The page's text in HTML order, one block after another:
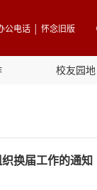
公电话 怀念旧版
校友园地
换届工作的通知